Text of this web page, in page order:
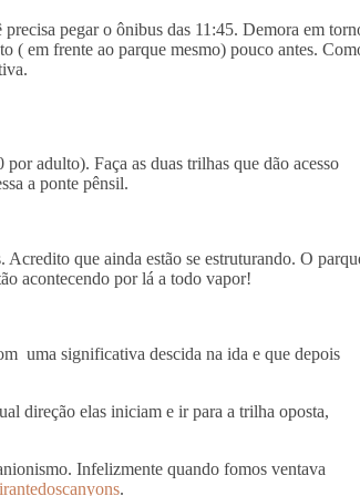
pegar o ônibus das 11:45. Demora em
( em frente ao parque mesmo) pouco antes.
adulto). Faça as duas trilhas que dão acesso
a ponte pênsil.
que ainda estão se estruturando. O
acontecendo por lá a todo vapor!
uma significativa descida na ida e que depois
direção elas iniciam e ir para a trilha oposta,
Infelizmente quando fomos ventava
.